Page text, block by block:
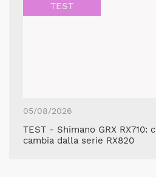
TEST
05/08/2026
TEST - Shimano GRX RX710:
cambia dalla serie RX820